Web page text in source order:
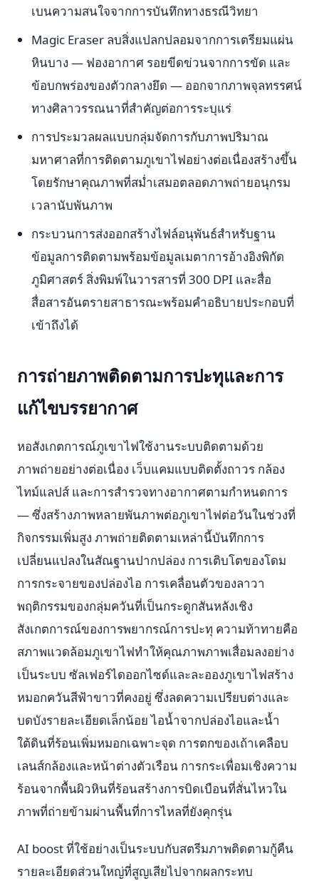
เบนความสนใจจากการบันทึกทางธรณีวิทยา
Magic Eraser ลบสิ่งแปลกปลอมจากการเตรียมแผ่น
หินบาง — ฟองอากาศ รอยขีดข่วนจากการขัด และ
ข้อบกพร่องของตัวกลางยึด — ออกจากภาพจุลทรรศน์
ทางศิลาวรรณนาที่สำคัญต่อการระบุแร่
การประมวลผลแบบกลุ่มจัดการกับภาพปริมาณ
มหาศาลที่การติดตามภูเขาไฟอย่างต่อเนื่องสร้างขึ้น
โดยรักษาคุณภาพที่สม่ำเสมอตลอดภาพถ่ายอนุกรม
เวลานับพันภาพ
กระบวนการส่งออกสร้างไฟล์อนุพันธ์สำหรับฐาน
ข้อมูลการติดตามพร้อมข้อมูลเมตาการอ้างอิงพิกัด
ภูมิศาสตร์ สิ่งพิมพ์ในวารสารที่ 300 DPI และสื่อ
สื่อสารอันตรายสาธารณะพร้อมคำอธิบายประกอบที่
เข้าถึงได้
การถ่ายภาพติดตามการปะทุและการ
แก้ไขบรรยากาศ
หอสังเกตการณ์ภูเขาไฟใช้งานระบบติดตามด้วย
ภาพถ่ายอย่างต่อเนื่อง เว็บแคมแบบติดตั้งถาวร กล้อง
ไทม์แลปส์ และการสำรวจทางอากาศตามกำหนดการ
— ซึ่งสร้างภาพหลายพันภาพต่อภูเขาไฟต่อวันในช่วงที่
กิจกรรมเพิ่มสูง ภาพถ่ายติดตามเหล่านี้บันทึกการ
เปลี่ยนแปลงในสัณฐานปากปล่อง การเติบโตของโดม
การกระจายของปล่องไอ การเคลื่อนตัวของลาวา
พฤติกรรมของกลุ่มควันที่เป็นกระดูกสันหลังเชิง
สังเกตการณ์ของการพยากรณ์การปะทุ ความท้าทายคือ
สภาพแวดล้อมภูเขาไฟทำให้คุณภาพภาพเสื่อมลงอย่าง
เป็นระบบ ซัลเฟอร์ไดออกไซด์และละอองภูเขาไฟสร้าง
หมอกควันสีฟ้าขาวที่คงอยู่ ซึ่งลดความเปรียบต่างและ
บดบังรายละเอียดเล็กน้อย ไอน้ำจากปล่องไอและน้ำ
ใต้ดินที่ร้อนเพิ่มหมอกเฉพาะจุด การตกของเถ้าเคลือบ
เลนส์กล้องและหน้าต่างตัวเรือน การกระเพื่อมเชิงความ
ร้อนจากพื้นผิวหินที่ร้อนสร้างการบิดเบือนที่สั่นไหวใน
ภาพที่ถ่ายข้ามผ่านพื้นที่การไหลที่ยังคุกรุ่น
AI boost ที่ใช้อย่างเป็นระบบกับสตรีมภาพติดตามกู้คืน
รายละเอียดส่วนใหญ่ที่สูญเสียไปจากผลกระทบ